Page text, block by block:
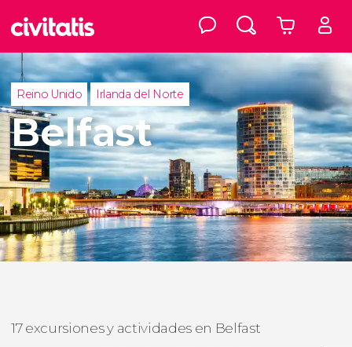
Reino Unido Irlanda del Norte
Belfast
17 excursiones y actividades en Belfast